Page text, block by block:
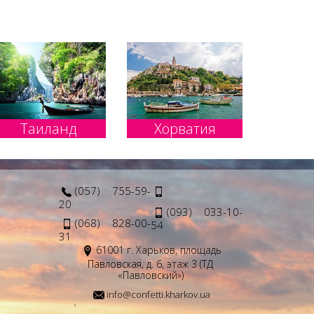
посетить древний город Петра. Не менее
всего удивляют туристов Харькова хищные птицы.
Изучить подводный мир предлагают в подводной
возраста,
еще отправиться
взять камеру
тропинки и места для скалолазания или
продаются здесь, не облагаются налогом и
Таиланд Хорватия
(057) 755-59-
20
(068) 828-00-
31
(093) 033-10-
54
61001 г. Харьков, площадь
Павловская, д. 6, этаж 3 (ТД
«Павловский»)
info@confetti.kharkov.ua